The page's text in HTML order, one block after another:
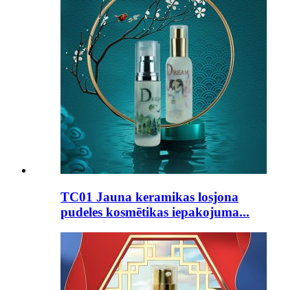
TC01 Jauna keramikas losjona
pudeles kosmētikas iepakojuma...